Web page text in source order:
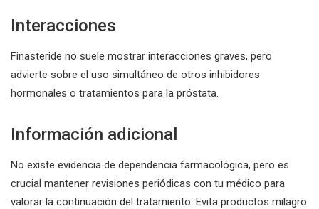
Interacciones
Finasteride no suele mostrar interacciones graves, pero
advierte sobre el uso simultáneo de otros inhibidores
hormonales o tratamientos para la próstata.
Información adicional
No existe evidencia de dependencia farmacológica, pero es
crucial mantener revisiones periódicas con tu médico para
valorar la continuación del tratamiento. Evita productos milagro